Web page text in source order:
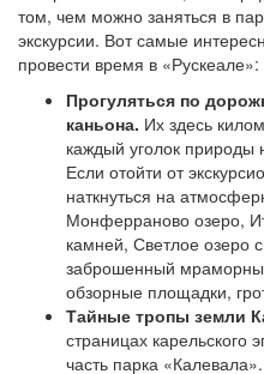
том, чем можно заняться в
экскурсии. Вот самые
провести время в «Рускеале»:
Прогуляться по
каньона. Их здесь
каждый уголок природы
Если отойти от
наткнуться на
Монферраново озеро,
камней, Светлое озеро
заброшенный
обзорные площадки,
Тайные тропы земли
страницах карельского
часть парка